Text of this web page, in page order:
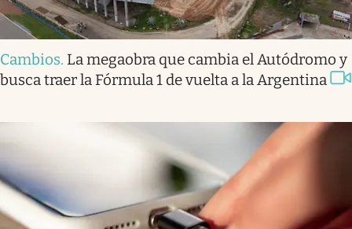
Cambios. La megaobra que cambia el Autódromo y
busca traer la Fórmula 1 de vuelta a la Argentina